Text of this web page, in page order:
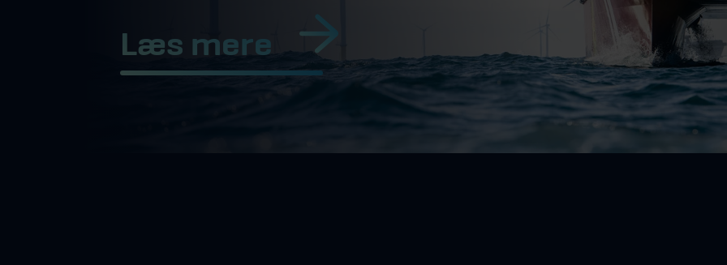
Læs mere